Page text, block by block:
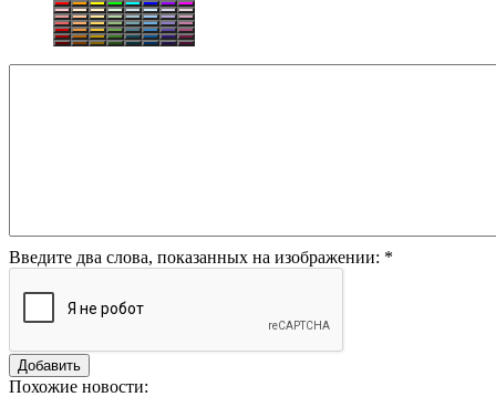
Введите два слова, показанных на изображении: *
Похожие новости: